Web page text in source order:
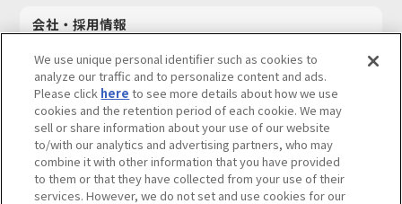
会社・採用情報
採用情報
サステナビリティ
お問い合わせ
ウェブサイトご利用条件 ソーシャルメディアポリシー
We use unique personal identifier such as cookies to
analyze our traffic and to personalize content and ads.
Please click here to see more details about how we use
cookies and the retention period of each cookie. We may
sell or share information about your use of our website
to/with our analytics and advertising partners, who may
combine it with other information that you have provided
to them or that they have collected from your use of their
services. However, we do not set and use cookies for our